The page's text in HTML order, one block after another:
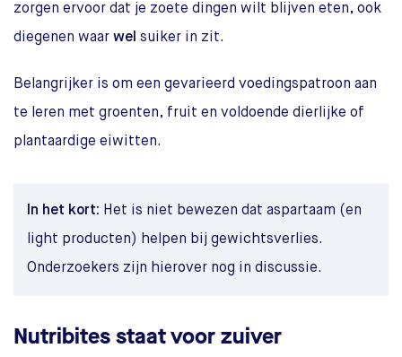
zorgen ervoor dat je zoete dingen wilt blijven eten, ook
diegenen waar wel suiker in zit.
Belangrijker is om een gevarieerd voedingspatroon aan
te leren met groenten, fruit en voldoende dierlijke of
plantaardige eiwitten.
In het kort: Het is niet bewezen dat aspartaam (en
light producten) helpen bij gewichtsverlies.
Onderzoekers zijn hierover nog in discussie.
Nutribites staat voor zuiver